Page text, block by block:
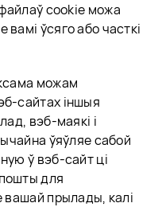
cookie можа
ўсяго або часткі
можам
сайтах іншыя
вэб-маякі і
ўяўляе сабой
ў вэб-сайт ці
для
вашай прылады, калі